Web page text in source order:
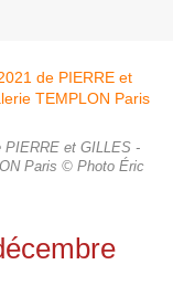
PIERRE et GILLES -
Paris © Photo Éric